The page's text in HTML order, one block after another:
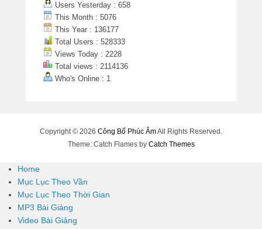
Users Yesterday : 658
This Month : 5076
This Year : 136177
Total Users : 528333
Views Today : 2228
Total views : 2114136
Who's Online : 1
Copyright © 2026 Công Bố Phúc ÂmAll Rights Reserved.
Theme: Catch Flames by Catch Themes
Home
Mục Lục Theo Vần
Mục Lục Theo Thời Gian
MP3 Bài Giảng
Video Bài Giảng